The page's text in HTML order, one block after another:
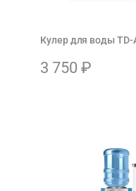
Кулер для воды TD-
3 750 ₽